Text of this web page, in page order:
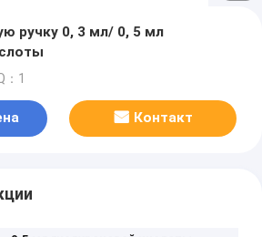
ручку 0, 3 мл/ 0, 5 мл
：1
Контакт